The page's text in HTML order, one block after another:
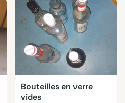
Bouteilles en verre
vides